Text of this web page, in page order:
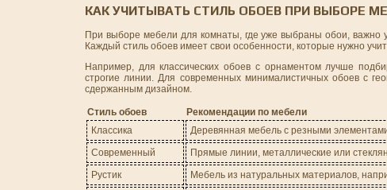
КАК УЧИТЫВАТЬ СТИЛЬ ОБОЕВ ПРИ ВЫБОРЕ
При выборе мебели для комнаты, где уже выбраны обои, важно
Каждый стиль обоев имеет свои особенности, которые нужно
Например, для классических обоев с орнаментом лучше
строгие линии. Для современных минималистичных обоев с
сдержанным дизайном.
Стиль обоев
Рекомендации по мебели
Классика
Деревянная мебель с резными
Современный
Прямые линии, металлические или
Рустик
Мебель из натуральных материалов,